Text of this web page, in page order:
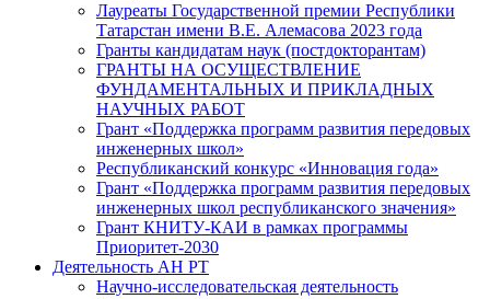
Лауреаты Государственной премии Республики
Татарстан имени В.Е. Алемасова 2023 года
Гранты кандидатам наук (постдокторантам)
ГРАНТЫ НА ОСУЩЕСТВЛЕНИЕ
ФУНДАМЕНТАЛЬНЫХ И ПРИКЛАДНЫХ
НАУЧНЫХ РАБОТ
Грант «Поддержка программ развития передовых
инженерных школ»
Республиканский конкурс «Инновация года»
Грант «Поддержка программ развития передовых
инженерных школ республиканского значения»
Грант КНИТУ-КАИ в рамках программы
Приоритет-2030
Деятельность АН РТ
Научно-исследовательская деятельность